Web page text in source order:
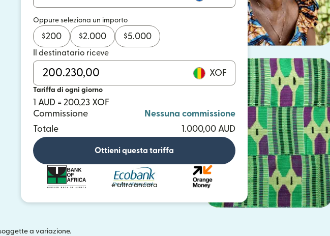
Oppure seleziona un importo
$200 $2.000 $5.000
Il destinatario riceve
XOF
Tariffa di ogni giorno
1 AUD = 200,23 XOF
Commissione
Nessuna commissione
Totale
1.000,00 AUD
Ottieni questa tariffa
e altro ancora
a variazione.